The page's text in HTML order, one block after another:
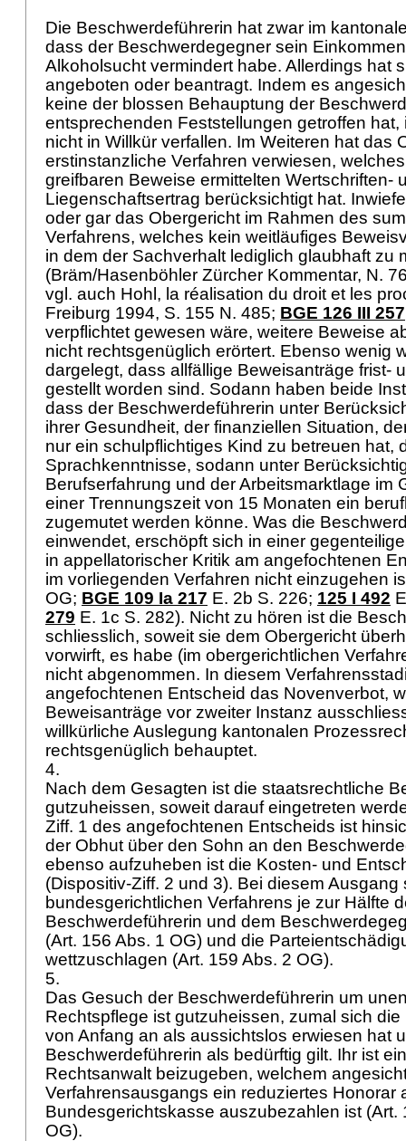
Die Beschwerdeführerin hat zwar im
dass der Beschwerdegegner sein
Alkoholsucht vermindert habe. Allerdings hat
angeboten oder beantragt. Indem es
keine der blossen Behauptung der
entsprechenden Feststellungen getroffen hat,
nicht in Willkür verfallen. Im Weiteren hat das
erstinstanzliche Verfahren verwiesen,
greifbaren Beweise ermittelten Wertschriften-
Liegenschaftsertrag berücksichtigt hat.
oder gar das Obergericht im Rahmen des
Verfahrens, welches kein weitläufiges
in dem der Sachverhalt lediglich glaubhaft zu
(Bräm/Hasenböhler Zürcher Kommentar, N.
vgl. auch Hohl, la réalisation du droit et les
Freiburg 1994, S. 155 N. 485; BGE 126 III 257
verpflichtet gewesen wäre, weitere Beweise
nicht rechtsgenüglich erörtert. Ebenso wenig
dargelegt, dass allfällige Beweisanträge frist-
gestellt worden sind. Sodann haben beide
dass der Beschwerdeführerin unter
ihrer Gesundheit, der finanziellen Situation,
nur ein schulpflichtiges Kind zu betreuen hat,
Sprachkenntnisse, sodann unter
Berufserfahrung und der Arbeitsmarktlage im
einer Trennungszeit von 15 Monaten ein
zugemutet werden könne. Was die
einwendet, erschöpft sich in einer
in appellatorischer Kritik am angefochtenen
im vorliegenden Verfahren nicht einzugehen
OG; BGE 109 Ia 217 E. 2b S. 226; 125 I 492
279 E. 1c S. 282). Nicht zu hören ist die
schliesslich, soweit sie dem Obergericht
vorwirft, es habe (im obergerichtlichen
nicht abgenommen. In diesem
angefochtenen Entscheid das Novenverbot,
Beweisanträge vor zweiter Instanz
willkürliche Auslegung kantonalen
rechtsgenüglich behauptet.
4.
Nach dem Gesagten ist die staatsrechtliche
gutzuheissen, soweit darauf eingetreten
Ziff. 1 des angefochtenen Entscheids ist
der Obhut über den Sohn an den
ebenso aufzuheben ist die Kosten- und
(Dispositiv-Ziff. 2 und 3). Bei diesem
bundesgerichtlichen Verfahrens je zur Hälfte
Beschwerdeführerin und dem
(Art. 156 Abs. 1 OG) und die
wettzuschlagen (Art. 159 Abs. 2 OG).
5.
Das Gesuch der Beschwerdeführerin um
Rechtspflege ist gutzuheissen, zumal sich
von Anfang an als aussichtslos erwiesen hat
Beschwerdeführerin als bedürftig gilt. Ihr ist
Rechtsanwalt beizugeben, welchem
Verfahrensausgangs ein reduziertes Honorar
Bundesgerichtskasse auszubezahlen ist (Art.
OG).